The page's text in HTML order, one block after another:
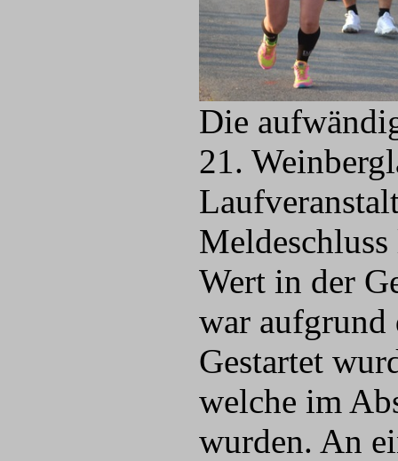
Die
21.
Wert in der
war aufgrund
Gestartet
welche im
wurden. An